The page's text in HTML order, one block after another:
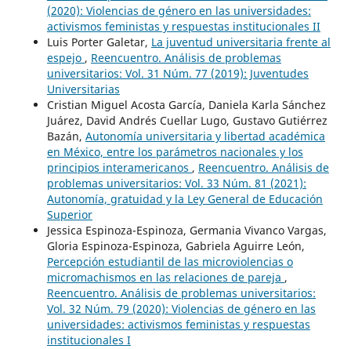
(2020): Violencias de género en las universidades:
activismos feministas y respuestas institucionales II
Luis Porter Galetar, La juventud universitaria frente al
espejo , Reencuentro. Análisis de problemas
universitarios: Vol. 31 Núm. 77 (2019): Juventudes
Universitarias
Cristian Miguel Acosta García, Daniela Karla Sánchez
Juárez, David Andrés Cuellar Lugo, Gustavo Gutiérrez
Bazán, Autonomía universitaria y libertad académica
en México, entre los parámetros nacionales y los
principios interamericanos , Reencuentro. Análisis de
problemas universitarios: Vol. 33 Núm. 81 (2021):
Autonomía, gratuidad y la Ley General de Educación
Superior
Jessica Espinoza-Espinoza, Germania Vivanco Vargas,
Gloria Espinoza-Espinoza, Gabriela Aguirre León,
Percepción estudiantil de las microviolencias o
micromachismos en las relaciones de pareja ,
Reencuentro. Análisis de problemas universitarios:
Vol. 32 Núm. 79 (2020): Violencias de género en las
universidades: activismos feministas y respuestas
institucionales I